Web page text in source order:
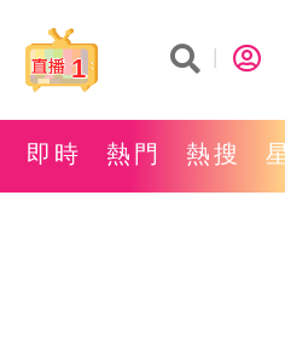
1
即時 熱門 熱搜